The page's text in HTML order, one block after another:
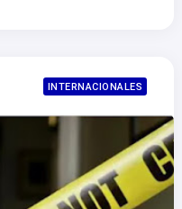
INTERNACIONALES